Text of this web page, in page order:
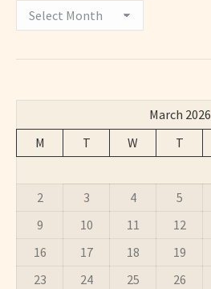
Archivos
March 2026
M
T W T
2
3 4 5
9
10 11 12
16
17 18 19
23
24 25 26